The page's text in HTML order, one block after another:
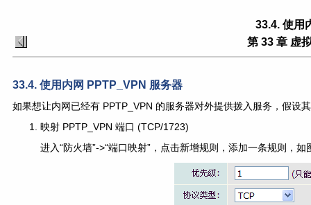
33.4. 使用
第 33 章 虚
33.4. 使用内网 PPTP_VPN 服务器
如果想让内网已经有 PPTP_VPN 的服务器对外提供拨入服务，假设
映射 PPTP_VPN 端口 (TCP/1723)
进入“防火墙”->“端口映射”，点击新增规则，添加一条规则，如